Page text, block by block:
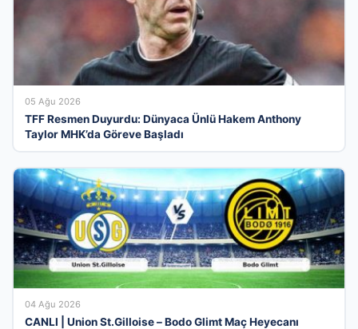
05 Ağu 2026
TFF Resmen Duyurdu: Dünyaca Ünlü Hakem Anthony
Taylor MHK’da Göreve Başladı
04 Ağu 2026
CANLI | Union St.Gilloise – Bodo Glimt Maç Heyecanı